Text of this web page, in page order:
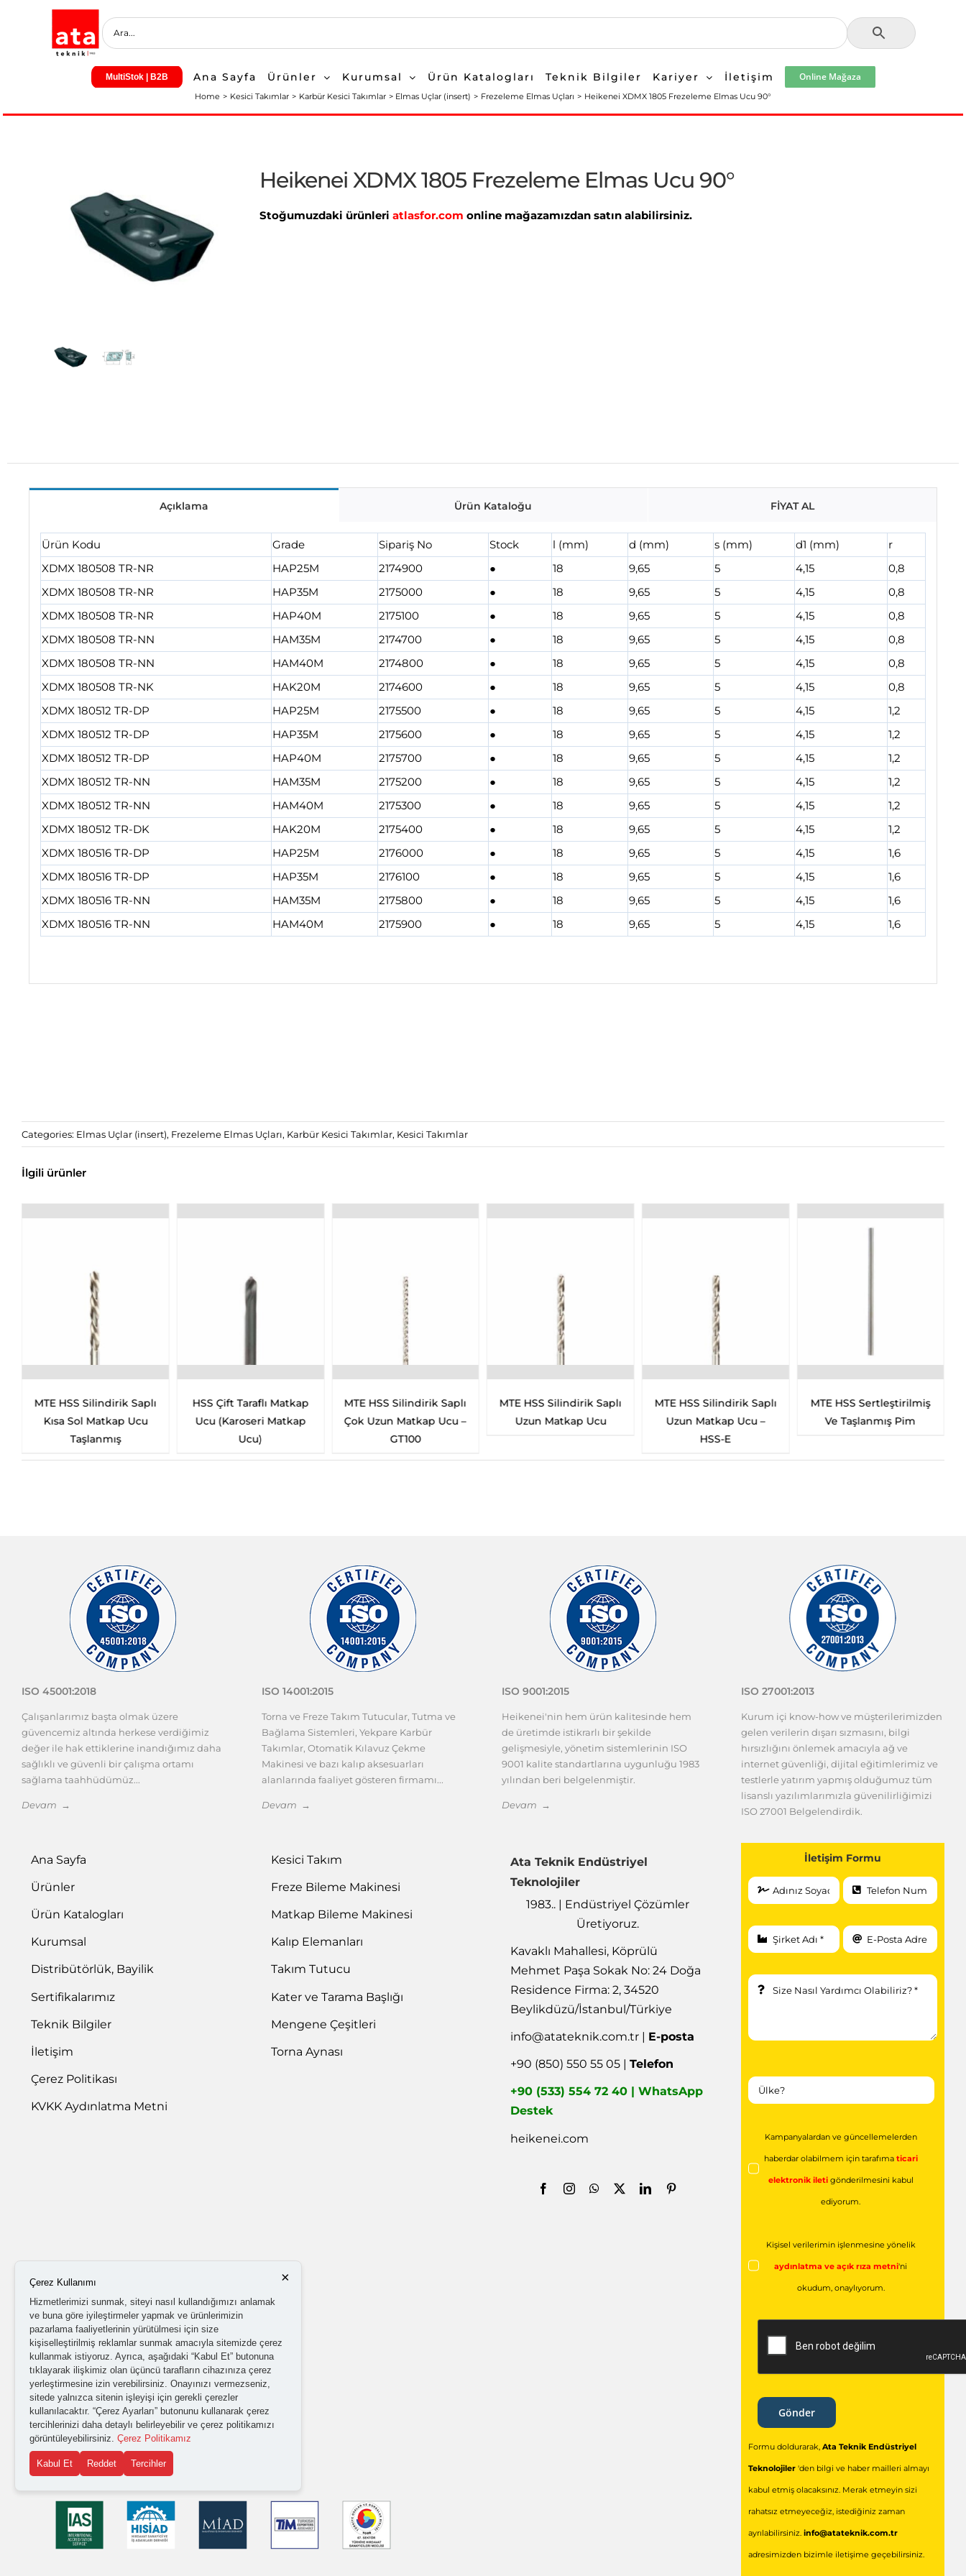
MultiStok | B2B Ana Sayfa Ürünler Kurumsal Ürün Katalogları Teknik Bilgiler Kariyer İletişim Online Mağaza
Home Kesici Takımlar Karbür Kesici Takımlar Elmas Uçlar (insert) Frezeleme Elmas Uçları Heikenei XDMX 1805 Frezeleme Elmas Ucu 90°
Heikenei XDMX 1805 Frezeleme Elmas Ucu 90°
Stoğumuzdaki ürünleri atlasfor.com online mağazamızdan satın alabilirsiniz.
Açıklama Ürün Kataloğu FİYAT AL
Ürün Kodu Grade Sipariş No Stock l (mm) d (mm) s (mm) d1 (mm)
r
XDMX 180508 TR-NR
HAP25M 2174900 ● 18 9,65 5 4,15
0,8
XDMX 180508 TR-NR
HAP35M 2175000 ● 18 9,65 5 4,15
0,8
XDMX 180508 TR-NR
HAP40M 2175100 ● 18 9,65 5 4,15
0,8
XDMX 180508 TR-NN
HAM35M 2174700 ● 18 9,65 5 4,15
0,8
XDMX 180508 TR-NN
HAM40M 2174800 ● 18 9,65 5 4,15
0,8
XDMX 180508 TR-NK
HAK20M 2174600 ● 18 9,65 5 4,15
0,8
XDMX 180512 TR-DP
HAP25M 2175500 ● 18 9,65 5 4,15
1,2
XDMX 180512 TR-DP
HAP35M 2175600 ● 18 9,65 5 4,15
1,2
XDMX 180512 TR-DP
HAP40M 2175700 ● 18 9,65 5 4,15
1,2
XDMX 180512 TR-NN
HAM35M 2175200 ● 18 9,65 5 4,15
1,2
XDMX 180512 TR-NN
HAM40M 2175300 ● 18 9,65 5 4,15
1,2
XDMX 180512 TR-DK
HAK20M 2175400 ● 18 9,65 5 4,15
1,2
XDMX 180516 TR-DP
HAP25M 2176000 ● 18 9,65 5 4,15
1,6
XDMX 180516 TR-DP
HAP35M 2176100 ● 18 9,65 5 4,15
1,6
XDMX 180516 TR-NN
HAM35M 2175800 ● 18 9,65 5 4,15
1,6
XDMX 180516 TR-NN
HAM40M 2175900 ● 18 9,65 5 4,15 1,6
Categories: Elmas Uçlar (insert), Frezeleme Elmas Uçları, Karbür Kesici Takımlar, Kesici Takımlar
İlgili ürünler
MTE HSS Silindirik Saplı
Kısa Sol Matkap Ucu
Taşlanmış
HSS Çift Taraflı Matkap
Ucu (Karoseri Matkap
Ucu)
MTE HSS Silindirik Saplı
Çok Uzun Matkap Ucu –
GT100
MTE HSS Silindirik Saplı
Uzun Matkap Ucu
MTE HSS Silindirik Saplı
Uzun Matkap Ucu –
HSS-E
MTE HSS Sertleştirilmiş
Ve Taşlanmış Pim
ISO 45001:2018
Çalışanlarımız başta olmak üzere
güvencemiz altında herkese verdiğimiz
değer ile hak ettiklerine inandığımız daha
sağlıklı ve güvenli bir çalışma ortamı
sağlama taahhüdümüz...
Devam →
ISO 14001:2015
Torna ve Freze Takım Tutucular, Tutma ve
Bağlama Sistemleri, Yekpare Karbür
Takımlar, Otomatik Kılavuz Çekme
Makinesi ve bazı kalıp aksesuarları
alanlarında faaliyet gösteren firmamı...
Devam →
ISO 9001:2015
Heikenei'nin hem ürün kalitesinde hem
de üretimde istikrarlı bir şekilde
gelişmesiyle, yönetim sistemlerinin ISO
9001 kalite standartlarına uygunluğu 1983
yılından beri belgelenmiştir.
Devam →
ISO 27001:2013
Kurum içi know-how ve müşterilerimizden
gelen verilerin dışarı sızmasını, bilgi
hırsızlığını önlemek amacıyla ağ ve
internet güvenliği, dijital eğitimlerimiz ve
testlerle yatırım yapmış olduğumuz tüm
lisanslı yazılımlarımızla güvenilirliğimizi
ISO 27001 Belgelendirdik.
Ana Sayfa
Ürünler
Ürün Katalogları
Kurumsal
Distribütörlük, Bayilik
Sertifikalarımız
Teknik Bilgiler
İletişim
Çerez Politikası
KVKK Aydınlatma Metni
Kesici Takım
Freze Bileme Makinesi
Matkap Bileme Makinesi
Kalıp Elemanları
Takım Tutucu
Kater ve Tarama Başlığı
Mengene Çeşitleri
Torna Aynası
Ata Teknik Endüstriyel
Teknolojiler
1983.. | Endüstriyel Çözümler
Üretiyoruz.
Kavaklı Mahallesi, Köprülü
Mehmet Paşa Sokak No: 24 Doğa
Residence Firma: 2, 34520
Beylikdüzü/İstanbul/Türkiye
info@atateknik.com.tr | E-posta
+90 (850) 550 55 05 |Telefon
+90 (533) 554 72 40 | WhatsApp
Destek
heikenei.com
İletişim Formu
Kampanyalardan ve güncellemelerden
haberdar olabilmem için tarafıma ticari
elektronik ileti gönderilmesini kabul
ediyorum.
Kişisel verilerimin işlenmesine yönelik
aydınlatma ve açık rıza metni'ni
okudum, onaylıyorum.
Gönder
Formu doldurarak,Ata Teknik Endüstriyel
Teknolojiler 'den bilgi ve haber mailleri almayı
kabul etmiş olacaksınız. Merak etmeyin sizi
rahatsız etmeyeceğiz, istediğiniz zaman
ayrılabilirsiniz.info@atateknik.com.tr
adresimizden bizimle iletişime geçebilirsiniz.
×
Çerez Kullanımı
Hizmetlerimizi sunmak, siteyi nasıl kullandığımızı anlamak
ve buna göre iyileştirmeler yapmak ve ürünlerimizin
pazarlama faaliyetlerinin yürütülmesi için size
kişiselleştirilmiş reklamlar sunmak amacıyla sitemizde çerez
kullanmak istiyoruz. Ayrıca, aşağıdaki “Kabul Et” butonuna
tıklayarak ilişkimiz olan üçüncü tarafların cihazınıza çerez
yerleştirmesine izin verebilirsiniz. Onayınızı vermezseniz,
sitede yalnızca sitenin işleyişi için gerekli çerezler
kullanılacaktır. “Çerez Ayarları” butonunu kullanarak çerez
tercihlerinizi daha detaylı belirleyebilir ve çerez politikamızı
görüntüleyebilirsiniz. Çerez Politikamız
Kabul Et Reddet Tercihler